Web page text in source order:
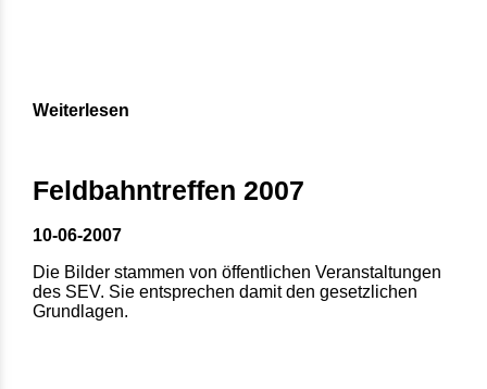
Weiterlesen
Feldbahntreffen 2007
10-06-2007
Die Bilder stammen von öffentlichen Veranstaltungen
des SEV. Sie entsprechen damit den gesetzlichen
Grundlagen.